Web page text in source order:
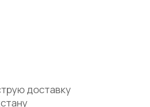
осуществляется после
предоплаты заказа.